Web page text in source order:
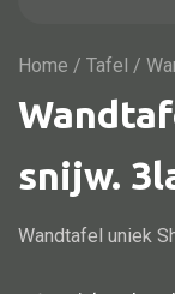
TV meubel
Rek
Home / Tafel /
snijw.
Wandtafel uniek